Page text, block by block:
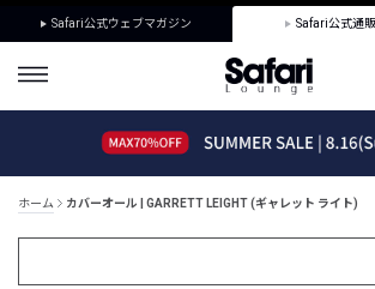
Safari公式ウェブマガジン Safari公式通
ホーム カバーオール | GARRETT LEIGHT (ギャレット ライト)